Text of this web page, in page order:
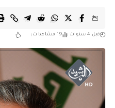
قبل 4 سنوات 19 مشاهدات